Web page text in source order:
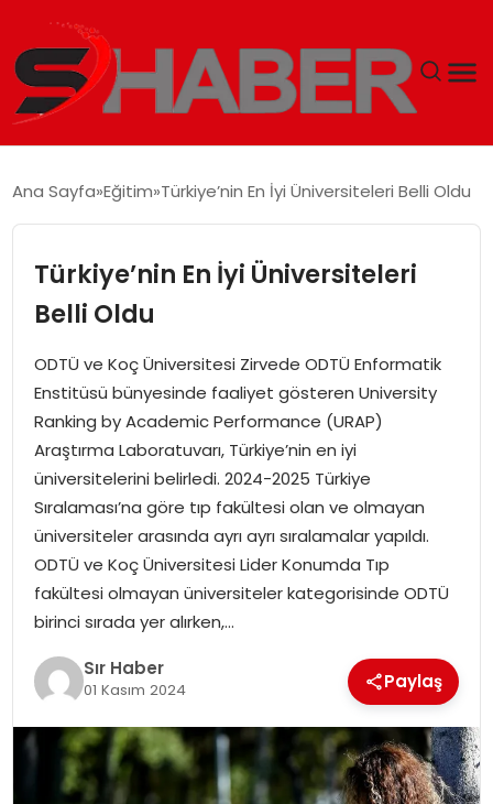
MAGAZIN
TEKNOLOJI
EKONOMI
SIYASET
EĞITIM
YAŞAM
Ana Sayfa Eğitim Türkiye’nin En İyi Üniversiteleri Belli Oldu
Türkiye’nin En İyi Üniversiteleri
Belli Oldu
ODTÜ ve Koç Üniversitesi Zirvede ODTÜ Enformatik
Enstitüsü bünyesinde faaliyet gösteren University
Ranking by Academic Performance (URAP)
Araştırma Laboratuvarı, Türkiye’nin en iyi
üniversitelerini belirledi. 2024-2025 Türkiye
Sıralaması’na göre tıp fakültesi olan ve olmayan
üniversiteler arasında ayrı ayrı sıralamalar yapıldı.
ODTÜ ve Koç Üniversitesi Lider Konumda Tıp
fakültesi olmayan üniversiteler kategorisinde ODTÜ
birinci sırada yer alırken,…
Sır Haber
01 Kasım 2024 Paylaş